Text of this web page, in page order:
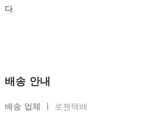
다.
배송 안내
배송 업체 ㅣ 로젠택배